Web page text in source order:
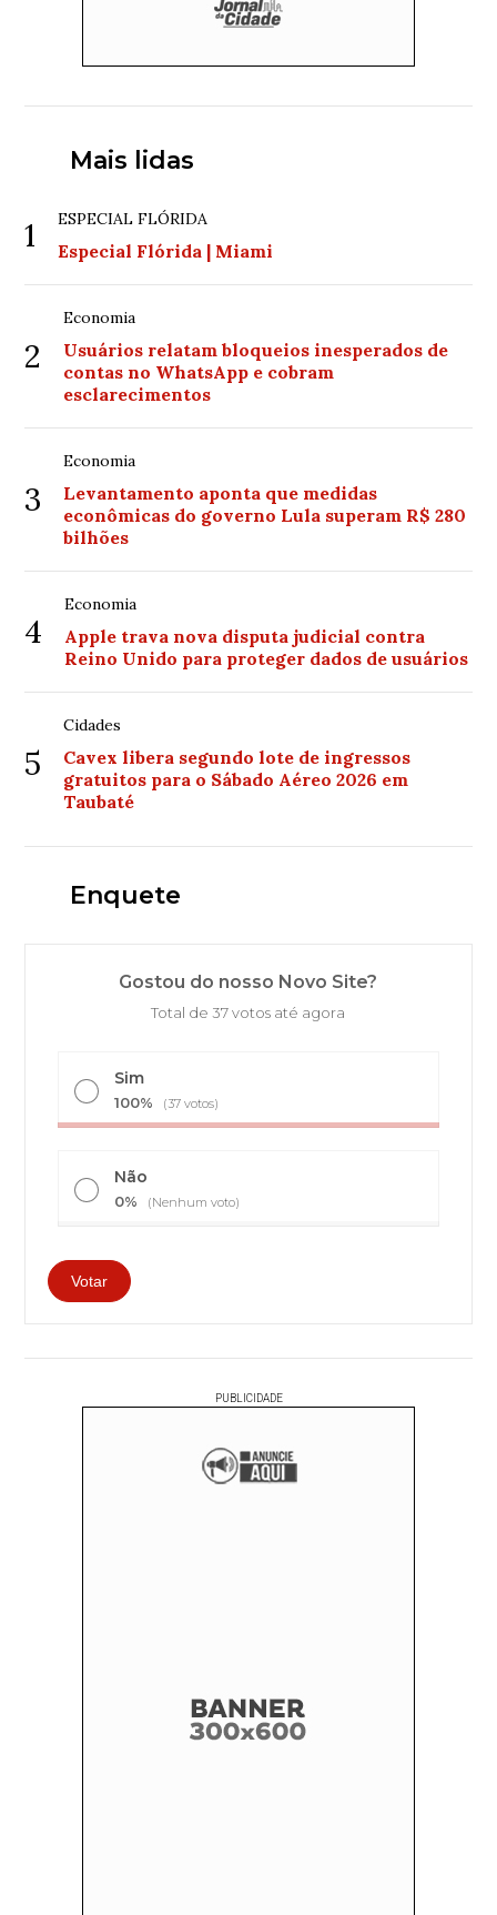
Mais lidas
1 ESPECIAL FLÓRIDA
Especial Flórida | Miami
2
Economia
Usuários relatam bloqueios inesperados de
contas no WhatsApp e cobram
esclarecimentos
3
Economia
Levantamento aponta que medidas
econômicas do governo Lula superam R$ 280
bilhões
4
Economia
Apple trava nova disputa judicial contra
Reino Unido para proteger dados de usuários
5
Cidades
Cavex libera segundo lote de ingressos
gratuitos para o Sábado Aéreo 2026 em
Taubaté
Enquete
Gostou do nosso Novo Site?
Total de 37 votos até agora
Sim
100% (37 votos)
Não
0% (Nenhum voto)
PUBLICIDADE